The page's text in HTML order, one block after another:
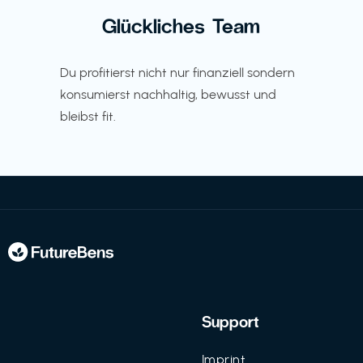
Glückliches Team
Du profitierst nicht nur finanziell sondern
konsumierst nachhaltig, bewusst und
bleibst fit.
Support
Imprint